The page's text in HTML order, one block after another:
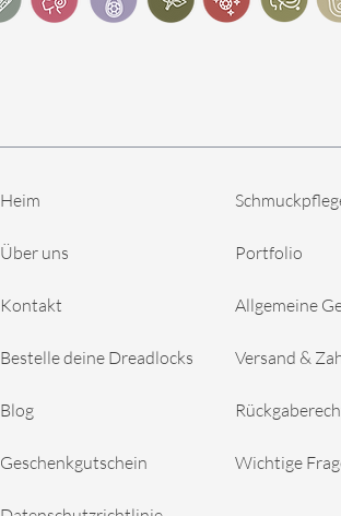
Heim
Über uns
Kontakt
Bestelle deine Dreadlocks
Blog
Geschenkgutschein
Portfolio
Allgemeine
Versand &
Wichtige